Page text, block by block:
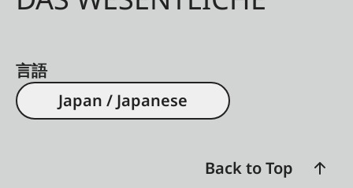
言語
Japan / Japanese
Back to Top